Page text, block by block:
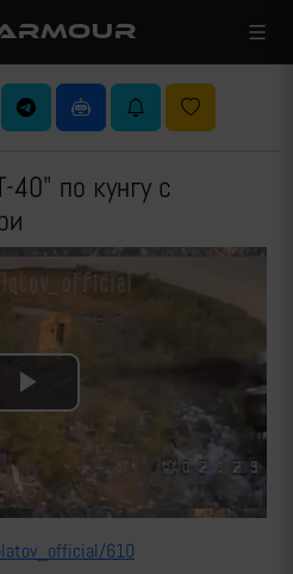
40" по кунгу с
Play
Video
610